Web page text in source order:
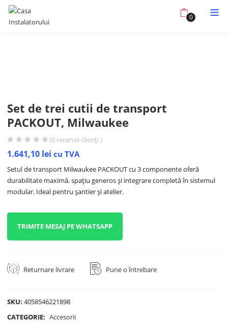
0
Set de trei cutii de transport
PACKOUT, Milwaukee
(0 recenzii clienți )
1.641,10 lei cu TVA
Setul de transport Milwaukee PACKOUT cu 3 componente oferă
durabilitate maximă, spațiu generos și integrare completă în sistemul
modular. Ideal pentru șantier și atelier.
TRIMITE MESAJ PE WHATSAPP
Returnare livrare Pune o întrebare
SKU:4058546221898
CATEGORIE: Accesorii